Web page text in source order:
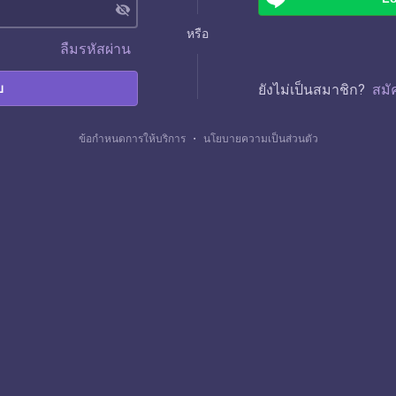
visibility_off
ลืมรหัสผ่าน
หรือ
ยังไม่เป็นสมาชิก? สมั
ข้อกำหนดการให้บริการ ・ นโยบายความเป็นส่วนตัว